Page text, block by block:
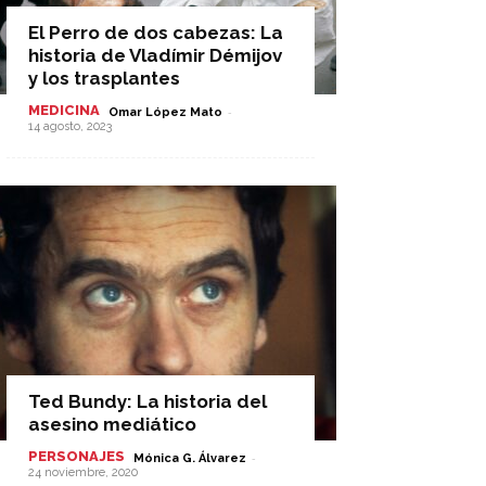
El Perro de dos cabezas: La
historia de Vladímir Démijov
y los trasplantes
MEDICINA Omar López Mato -
14 agosto, 2023
Ted Bundy: La historia del
asesino mediático
PERSONAJES Mónica G. Álvarez -
24 noviembre, 2020